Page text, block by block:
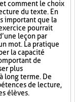
comment le choix
du texte. En
important que la
pourrait
leçon par
mot. La pratique
la capacité
de
plus
long terme. De
de lecture,
élèves.